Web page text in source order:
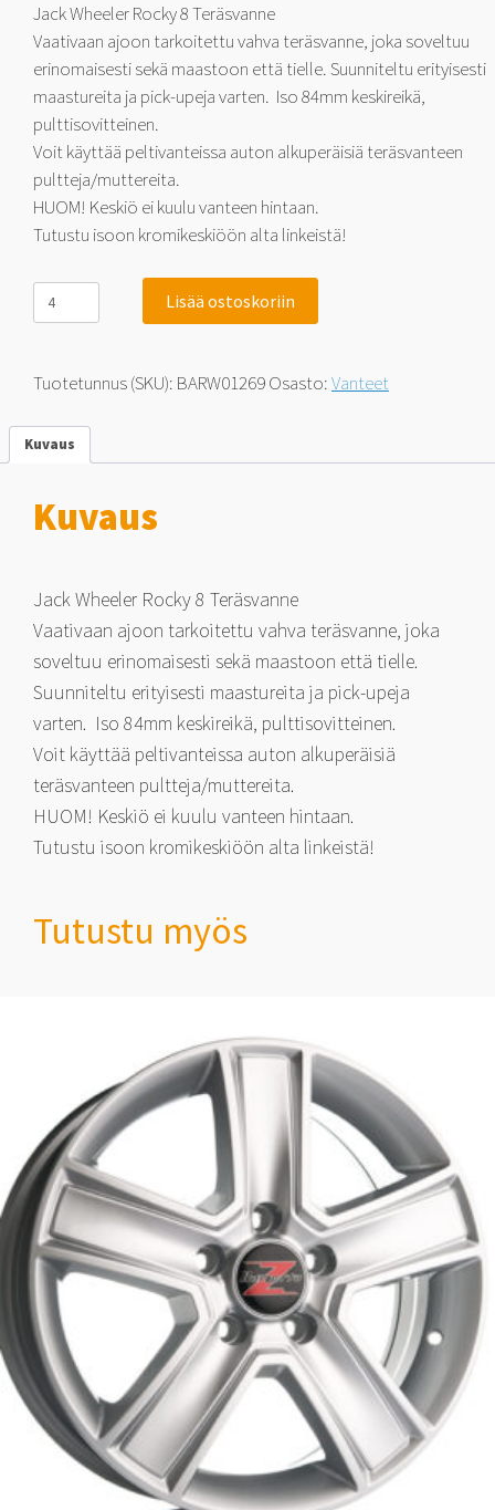
Jack Wheeler Rocky 8 Teräsvanne
Vaativaan ajoon tarkoitettu vahva teräsvanne, joka soveltuu
erinomaisesti sekä maastoon että tielle. Suunniteltu erityisesti
maastureita ja pick-upeja varten. Iso 84mm keskireikä,
pulttisovitteinen.
Voit käyttää peltivanteissa auton alkuperäisiä teräsvanteen
pultteja/muttereita.
HUOM! Keskiö ei kuulu vanteen hintaan.
Tutustu isoon kromikeskiöön alta linkeistä!
Jack
Wheeler
Rocky
5x127
Lisää ostoskoriin
Tuotetunnus (SKU): BARW01269Osasto:Vanteet
Kuvaus
Kuvaus
Jack Wheeler Rocky 8 Teräsvanne
Vaativaan ajoon tarkoitettu vahva teräsvanne, joka
soveltuu erinomaisesti sekä maastoon että tielle.
Suunniteltu erityisesti maastureita ja pick-upeja
varten. Iso 84mm keskireikä, pulttisovitteinen.
Voit käyttää peltivanteissa auton alkuperäisiä
teräsvanteen pultteja/muttereita.
HUOM! Keskiö ei kuulu vanteen hintaan.
Tutustu isoon kromikeskiöön alta linkeistä!
Tutustu myös